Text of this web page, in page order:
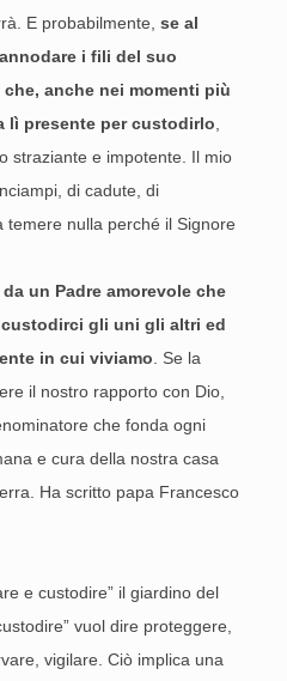
E probabilmente, se al
i fili del suo
anche nei momenti più
lì presente per custodirlo
straziante e impotente. Il mio
di cadute, di
nulla perché il Signore
un Padre amorevole che
gli uni gli altri ed
in cui viviamo . Se la
il nostro rapporto con Dio,
che fonda ogni
e cura della nostra casa
Ha scritto papa Francesco
e custodire” il giardino del
vuol dire proteggere,
vigilare. Ciò implica una